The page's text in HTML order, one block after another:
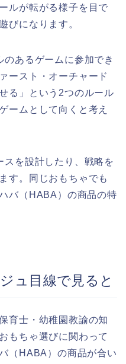
ルが転がる様子を目で
びになります。
あるゲームに参加でき
ースト・オーチャード
る」という2つのルール
ームとして向くと考え
を設計したり、戦略を
す。同じおもちゃでも
バ（HABA）の商品の特
ュ目線で見ると
育士・幼稚園教諭の知
もちゃ選びに関わって
（HABA）の商品が合い